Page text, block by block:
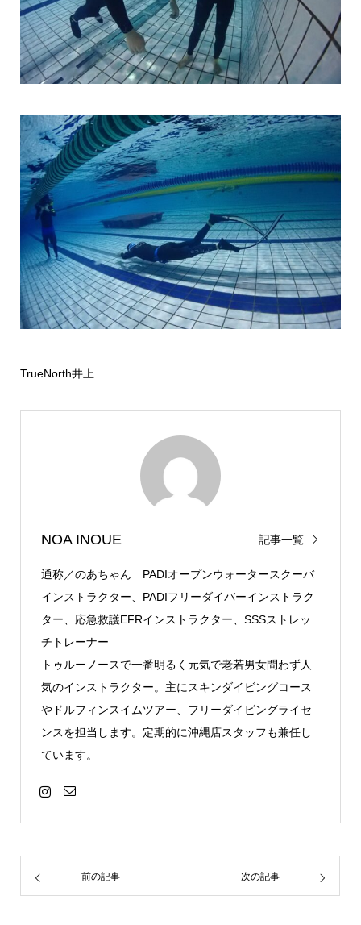
TrueNorth井上
NOA INOUE 記事一覧
通称／のあちゃん PADIオープンウォータースクーバ
インストラクター、PADIフリーダイバーインストラク
ター、応急救護EFRインストラクター、SSSストレッ
チトレーナー
トゥルーノースで一番明るく元気で老若男女問わず人
気のインストラクター。主にスキンダイビングコース
やドルフィンスイムツアー、フリーダイビングライセ
ンスを担当します。定期的に沖縄店スタッフも兼任し
ています。
前の記事 次の記事